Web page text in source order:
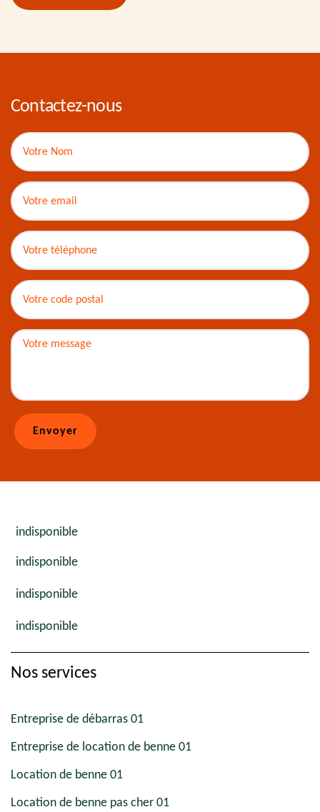
Contactez-nous
indisponible
indisponible
indisponible
indisponible
Nos services
Entreprise de débarras 01
Entreprise de location de benne 01
Location de benne 01
Location de benne pas cher 01